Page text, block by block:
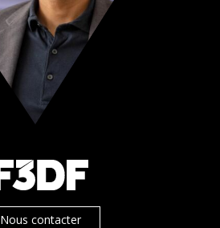
Nous contacter